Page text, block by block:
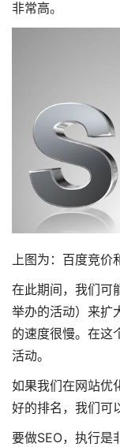
非常高。
上图为：百度竞价
在此期间，我们可
举办的活动）来扩
的速度很慢。在这
活动。
如果我们在网站优
好的排名，我们可
要做SEO，执行是